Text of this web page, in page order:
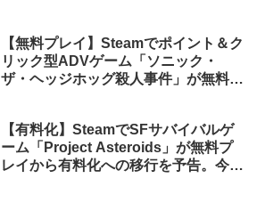
【無料プレイ】Steamでポイント＆ク
リック型ADVゲーム「ソニック・
ザ・ヘッジホッグ殺人事件」が無料配
【有料化】SteamでSFサバイバルゲ
ーム「Project Asteroids」が無料プ
レイから有料化への移行を予告。今の